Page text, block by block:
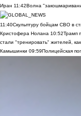
Иран 11:42Волна
11:40Скульптуру бойцам СВО в
Кристофера Нолана 10:52Трамп
стали "тренировать" жителей,
Камышинки 09:59Полицейская